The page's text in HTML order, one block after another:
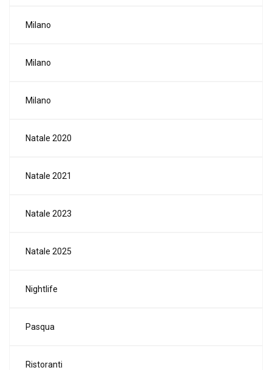
Milano
Milano
Milano
Natale 2020
Natale 2021
Natale 2023
Natale 2025
Nightlife
Pasqua
Ristoranti